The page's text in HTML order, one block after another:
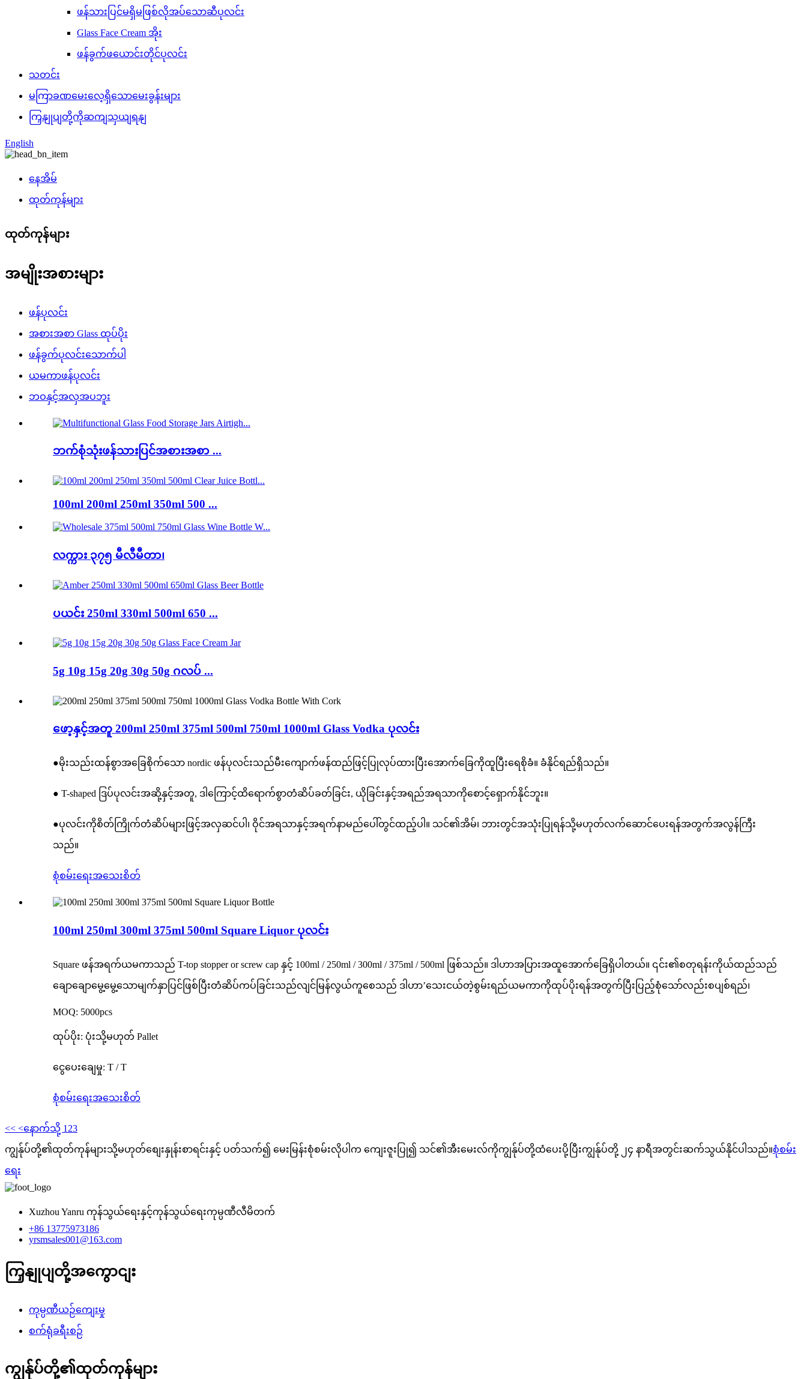
ဖန်သားပြင်မရှိမဖြစ်လိုအပ်သောဆီပုလင်း
Glass Face Cream အိုး
ဖန်ခွက်ဖယောင်းတိုင်ပုလင်း
သတင်း
မကြာခဏမေးလေ့ရှိသောမေးခွန်းများ
ကြှနျုပျတို့ကိုဆကျသှယျရနျ
English
နေအိမ်
ထုတ်ကုန်များ
ထုတ်ကုန်များ
အမျိုးအစားများ
ဖန်ပုလင်း
အစားအစာ Glass ထုပ်ပိုး
ဖန်ခွက်ပုလင်းသောက်ပါ
ယမကာဖန်ပုလင်း
ဘဝနှင့်အလှအပဘူး
ဘက်စုံသုံးဖန်သားပြင်အစားအစာ ...
100ml 200ml 250ml 350ml 500 ...
လက္ကား ၃၇၅ မီလီမီတာ၊
ပယင်း 250ml 330ml 500ml 650 ...
5g 10g 15g 20g 30g 50g ဂလပ် ...
ဖော့နှင့်အတူ 200ml 250ml 375ml 500ml 750ml 1000ml Glass Vodka ပုလင်း
●မိုးသည်းထန်စွာအခြေစိုက်သော nordic ဖန်ပုလင်းသည်မီးကျောက်ဖန်ထည်ဖြင့်ပြုလုပ်ထားပြီးအောက်ခြေကိုထူပြီးရေစိုခံ။ ခံနိုင်ရည်ရှိသည်။
● T-shaped ဒြပ်ပုလင်းအဆို့နှင့်အတူ, ဒါကြောင့်ထိရောက်စွာတံဆိပ်ခတ်ခြင်း, ယိုခြင်းနှင့်အရည်အရသာကိုစောင့်ရှောက်နိုင်ဘူး။
●ပုလင်းကိုစိတ်ကြိုက်တံဆိပ်များဖြင့်အလှဆင်ပါ၊ ဝိုင်အရသာနှင့်အရက်နာမည်ပေါ်တွင်ထည့်ပါ။ သင်၏အိမ်၊ ဘားတွင်အသုံးပြုရန်သို့မဟုတ်လက်ဆောင်ပေးရန်အတွက်အလွန်ကြီး
သည်။
စုံစမ်းရေးအသေးစိတ်
100ml 250ml 300ml 375ml 500ml Square Liquor ပုလင်း
Square ဖန်အရက်ယမကာသည် T-top stopper or screw cap နှင့် 100ml / 250ml / 300ml / 375ml / 500ml ဖြစ်သည်။ ဒါဟာအပြားအထူအောက်ခြေရှိပါတယ်။ ၎င်း၏စတုရန်းကိုယ်ထည်သည်
ချောချောမွေ့မွေ့သောမျက်နှာပြင်ဖြစ်ပြီးတံဆိပ်ကပ်ခြင်းသည်လျင်မြန်လွယ်ကူစေသည် ဒါဟာ’သေးငယ်တဲ့စွမ်းရည်ယမကာကိုထုပ်ပိုးရန်အတွက်ပြီးပြည့်စုံသော်လည်းစပျစ်ရည်၊
MOQ: 5000pcs
ထုပ်ပိုး: ပုံးသို့မဟုတ် Pallet
ငွေပေးချေမှု: T / T
စုံစမ်းရေးအသေးစိတ်
<< <နောက်သို့ 1 23
ကျွန်ုပ်တို့၏ထုတ်ကုန်များသို့မဟုတ်စျေးနှုန်းစာရင်းနှင့် ပတ်သက်၍ မေးမြန်းစုံစမ်းလိုပါက ကျေးဇူးပြု၍ သင်၏အီးမေးလ်ကိုကျွန်ုပ်တို့ထံပေးပို့ပြီးကျွန်ုပ်တို့ ၂၄ နာရီအတွင်းဆက်သွယ်နိုင်ပါသည်။စုံစမ်း
ရေး
Xuzhou Yanru ကုန်သွယ်ရေးနှင့်ကုန်သွယ်ရေးကုမ္ပဏီလီမိတက်
+86 13775973186
yrsmsales001@163.com
ကြှနျုပျတို့အကွောငျး
ကုမ္ပဏီယဉ်ကျေးမှု
စက်ရုံခရီးစဉ်
ကျွန်ုပ်တို့၏ထုတ်ကုန်များ